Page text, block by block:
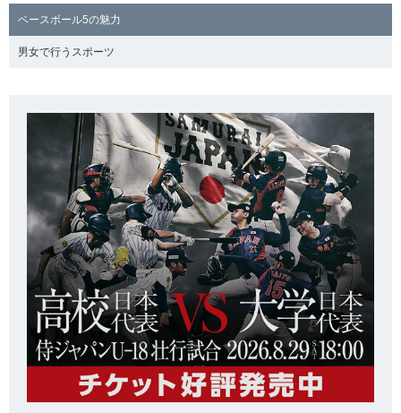
ベースボール5の魅力
男女で行うスポーツ